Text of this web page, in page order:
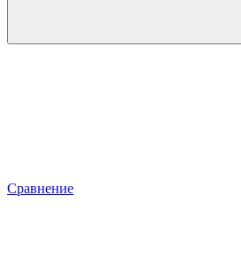
Сравнение